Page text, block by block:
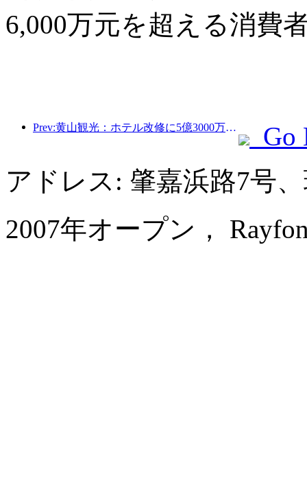
6,000万元を超える消費
Prev:黄山観光：ホテル改修に5億3000万元を投資する計画
Go
アドレス: 肇嘉浜路7号
2007年オープン，